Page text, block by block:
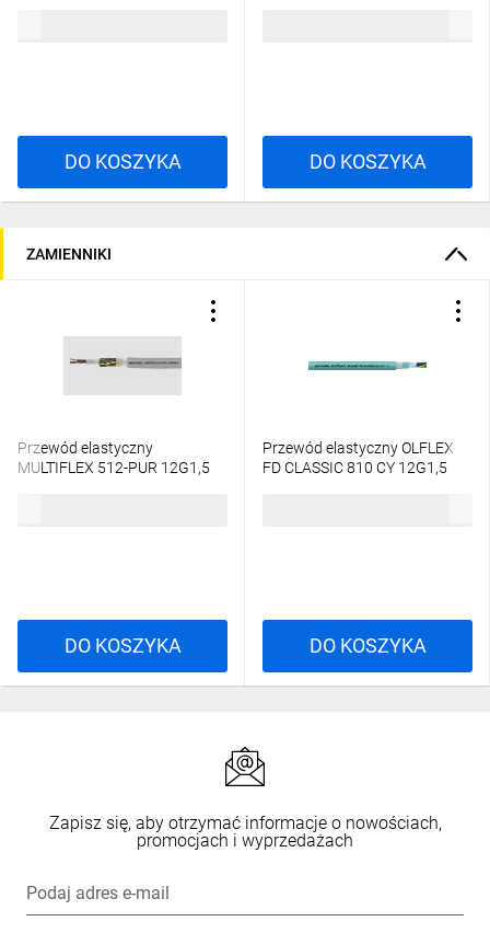
DO KOSZYKA DO KOSZYKA
ZAMIENNIKI
Przewód elastyczny
MULTIFLEX 512-PUR 12G1,5
DO KOSZYKA
Przewód elastyczny OLFLEX
FD CLASSIC 810 CY 12G1,5
DO KOSZYKA
Zapisz się, aby otrzymać informacje o nowościach,
promocjach i wyprzedażach
Podaj adres e-mail